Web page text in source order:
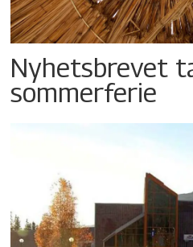
Nyhetsbrevet
sommerferie